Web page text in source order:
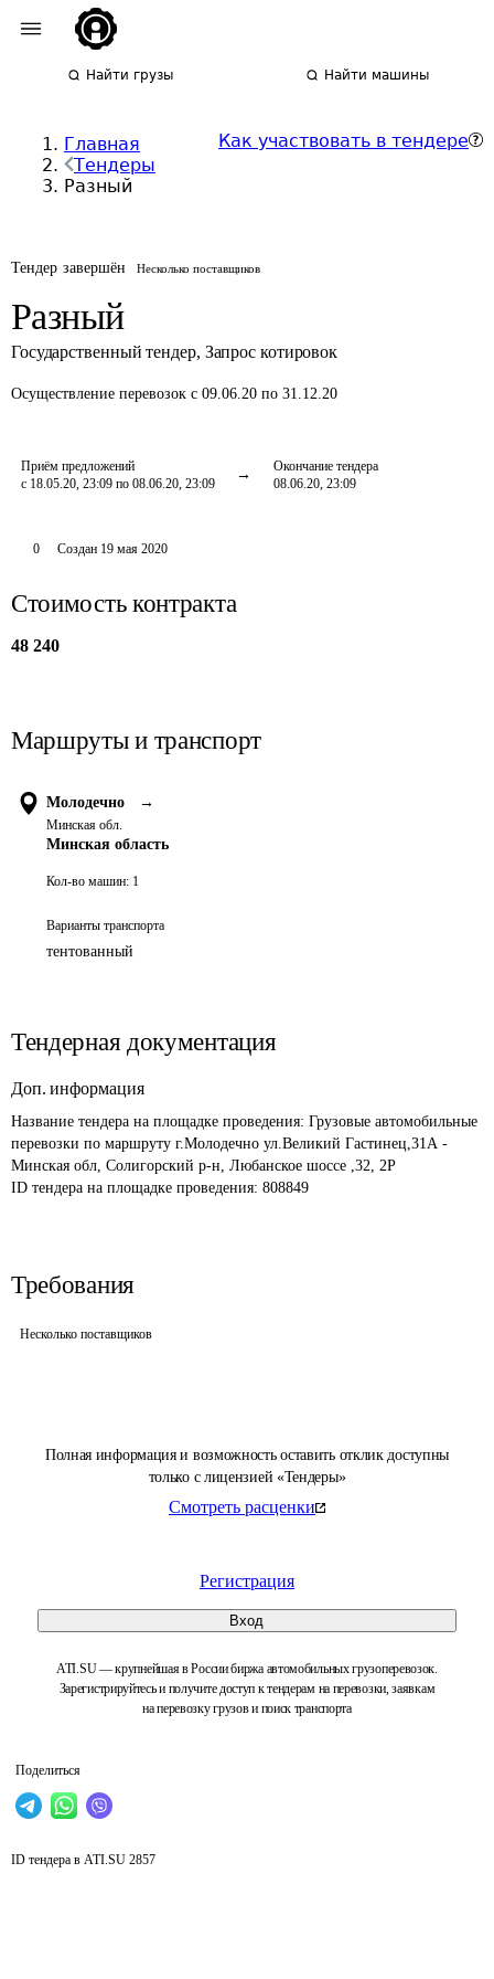
Найти грузы Найти машины
Главная
Тендеры
Разный
Как участвовать в тендере
Тендер завершён Несколько поставщиков
Разный
Государственный тендер, Запрос котировок
Осуществление перевозок с 09.06.20 по 31.12.20
Приём предложений
с 18.05.20, 23:09 по 08.06.20, 23:09
Окончание тендера
08.06.20, 23:09
Полная информация и возможность оставить отклик доступны
только с лицензией «Тендеры»
Смотреть расценки
Регистрация
Вход
ATI.SU — крупнейшая в России биржа автомобильных грузоперевозок.
Зарегистрируйтесь и получите доступ к тендерам на перевозки, заявкам
на перевозку грузов и поиск транспорта
Поделиться
0 Создан 19 мая 2020
Стоимость контракта
48 240
Маршруты и транспорт
Молодечно →
Минская обл.
Минская область
Кол-во машин: 1
Варианты транспорта
тентованный
Тендерная документация
Доп. информация
Название тендера на площадке проведения: Грузовые автомобильные
перевозки по маршруту г.Молодечно ул.Великий Гастинец,31А -
Минская обл, Солигорский р-н, Любанское шоссе ,32, 2Р
ID тендера на площадке проведения: 808849
Требования
Несколько поставщиков
ID тендера в ATI.SU 2857